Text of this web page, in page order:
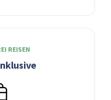
REISEN